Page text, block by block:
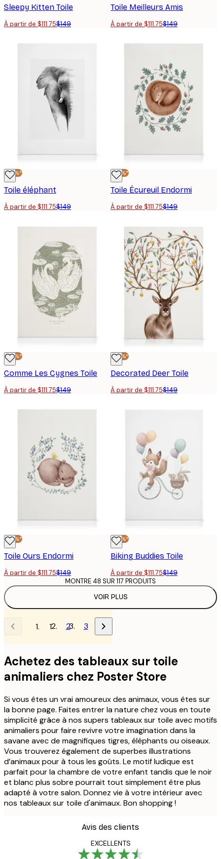
Sleepy Kitten Toile
À partir de $111.75$149
Toile Meilleurs Amis
À partir de $111.75$149
-25%*
Toile éléphant
À partir de $111.75$149
-25%*
Toile Écureuil Endormi
À partir de $111.75$149
-25%*
Comme Les Cygnes Toile
À partir de $111.75$149
-25%*
Decorated Deer Toile
À partir de $111.75$149
-25%*
Toile Ours Endormi
À partir de $111.75$149
-25%*
Biking Buddies Toile
À partir de $111.75$149
VOIR PLUS
MONTRE 48 SUR 117 PRODUITS
1 2 3
Achetez des tableaux sur toile
animaliers chez Poster Store
Si vous êtes un vrai amoureux des animaux, vous êtes sur
la bonne page. Faites entrer la nature chez vous en toute
simplicité grâce à nos supers tableaux sur toile avec motifs
animaliers pour faire revivre votre imagination dans la
savane avec de magnifiques tigres, éléphants ou oiseaux.
Vous trouverez également de superbes illustrations
d’animaux pour à tous les goûts. Le motif ludique est
parfait pour la chambre de votre enfant tandis que le noir
et blanc plus sobre pourrait tout simplement être plus
adapté à votre salon. Donnez vie à votre intérieur avec
nos tableaux sur toile d'animaux. Bon shopping !
Avis des clients
EXCELLENTS